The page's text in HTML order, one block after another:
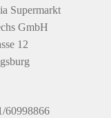
Supermarkt
GmbH
12
60998866